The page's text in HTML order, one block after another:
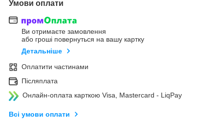
Умови оплати
Ви отримаєте замовлення
або гроші повернуться на вашу картку
Детальніше
Оплатити частинами
Післяплата
Онлайн-оплата карткою Visa, Mastercard - LiqPay
Всі умови оплати